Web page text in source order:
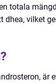
totala
vilket